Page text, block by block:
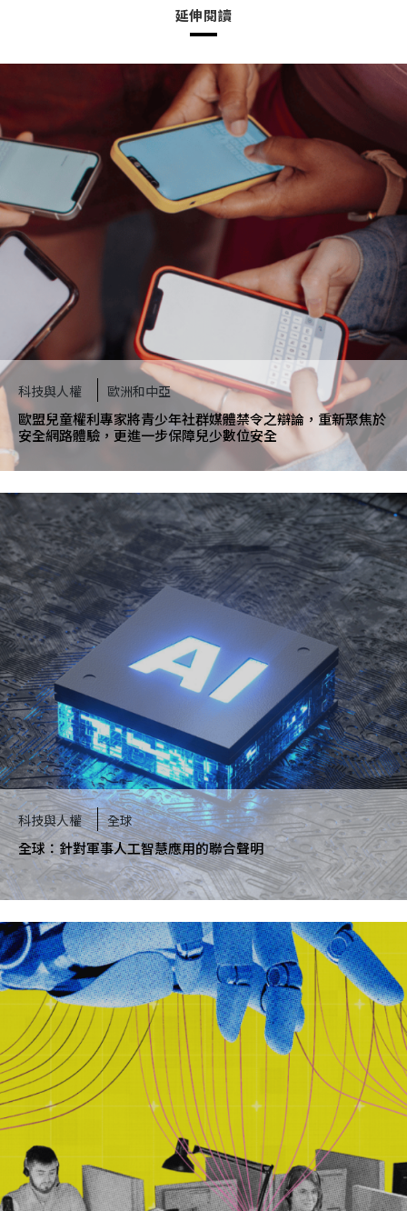
延伸閱讀
科技與人權 歐洲和中亞
歐盟兒童權利專家將青少年社群媒體禁令之辯論，重新聚焦於
安全網路體驗，更進一步保障兒少數位安全
科技與人權 全球
全球：針對軍事人工智慧應用的聯合聲明